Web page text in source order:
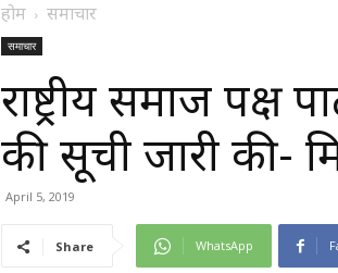
होम समाचार
समाचार
राष्ट्रीय समाज पक्ष
की सूची जारी की-
April 5, 2019
Share WhatsApp